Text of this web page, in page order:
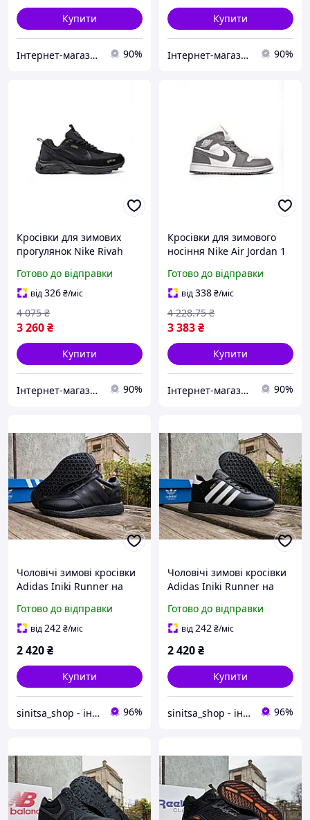
Купити
Інтернет-магазин Look 100 Clothes 90%
Купити
Інтернет-магазин Look 100 Clothes 90%
Кросівки для зимових
прогулянок Nike Rivah
водовідштовхувальний
матеріал 41 розмір
Готово до відправки
від326₴/міс
3 260₴
4 075 ₴
Купити
Інтернет-магазин Look 100 Clothes 90%
Кросівки для зимового
носіння Nike Air Jordan 1
білим зі шкіри та хутра
Готово до відправки
від338₴/міс
3 383₴
4 228.75 ₴
Купити
Інтернет-магазин Look 100 Clothes 90%
Чоловічі зимові кросівки
Adidas Iniki Runner на
Готово до відправки
від242₴/міс
2 420₴
Купити
sinitsa_shop - інтернет-магазин взуття 96%
Чоловічі зимові кросівки
Adidas Iniki Runner на
Готово до відправки
від242₴/міс
2 420₴
Купити
sinitsa_shop - інтернет-магазин взуття 96%